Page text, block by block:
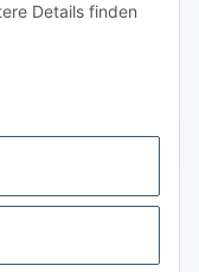
Details finden